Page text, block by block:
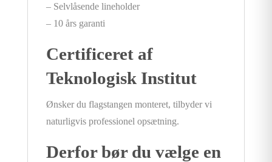
– Selvlåsende lineholder
– 10 års garanti
Certificeret af
Teknologisk Institut
Ønsker du flagstangen monteret, tilbyder vi
naturligvis professionel opsætning.
Derfor bør du vælge en